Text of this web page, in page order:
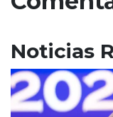
Noticias